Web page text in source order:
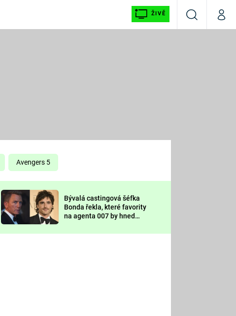
ŽIVĚ
VyhledáváníMůj
Prima LAJK
Sledujte nás
Avengers 5
Bývalá castingová šéfka
Bonda řekla, které favority
na agenta 007 by hned